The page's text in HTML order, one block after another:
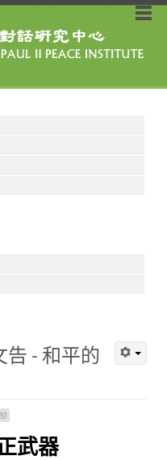
- 和平的
武器